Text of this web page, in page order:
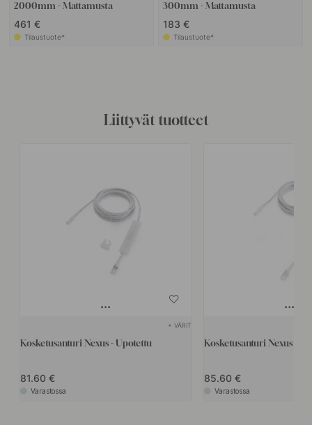
2000mm - Mattamusta
461 €
Tilaustuote*
300mm - Mattamusta
183 €
Tilaustuote*
Liittyvät tuotteet
+ VÄRIT
Kosketusanturi Nexus - Upotettu
81.60
Varastossa
Kosketusanturi Nexus -
85.60
Varastossa